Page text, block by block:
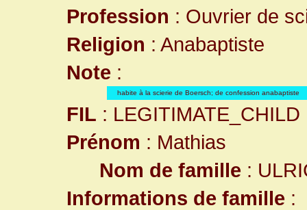
Profession : Ouvrier de
Religion : Anabaptiste
Note :
habite à la scierie de Boersch; de confession anabaptiste
FIL : LEGITIMATE_CHILD
Prénom : Mathias
Nom de famille :
Informations de famille :